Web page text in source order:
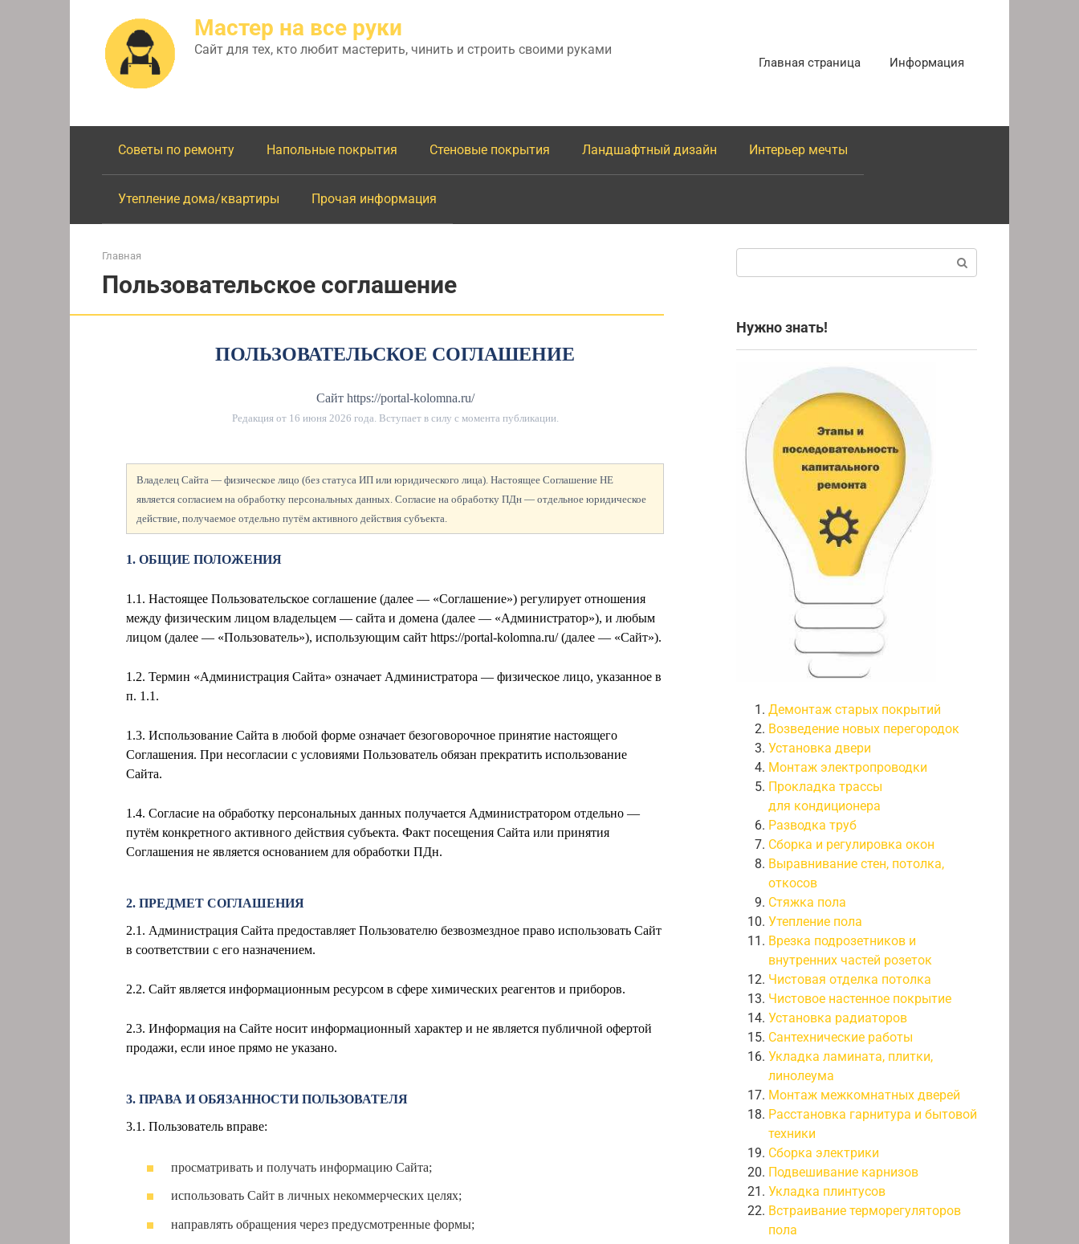
Мастер на все руки
Сайт для тех, кто любит мастерить, чинить и строить своими руками
Главная страница Информация
Советы по ремонту Напольные покрытия Стеновые покрытия Ландшафтный дизайн Интерьер мечты
Утепление дома/квартиры Прочая информация
Главная
Пользовательское соглашение
ПОЛЬЗОВАТЕЛЬСКОЕ СОГЛАШЕНИЕ
Сайт https://portal-kolomna.ru/
Редакция от 16 июня 2026 года . Вступает в силу с момента публикации.
Владелец Сайта — физическое лицо (без статуса ИП или юридического лица). Настоящее Соглашение НЕ
является согласием на обработку персональных данных. Согласие на обработку ПДн — отдельное юридическое
действие, получаемое отдельно путём активного действия субъекта.
1. ОБЩИЕ ПОЛОЖЕНИЯ
1.1. Настоящее Пользовательское соглашение (далее — «Соглашение») регулирует отношения
между физическим лицом владельцем — сайта и домена (далее — «Администратор»), и любым
лицом (далее — «Пользователь»), использующим сайт https://portal-kolomna.ru/ (далее — «Сайт»).
1.2. Термин «Администрация Сайта» означает Администратора — физическое лицо, указанное в
п. 1.1.
1.3. Использование Сайта в любой форме означает безоговорочное принятие настоящего
Соглашения. При несогласии с условиями Пользователь обязан прекратить использование
Сайта.
1.4. Согласие на обработку персональных данных получается Администратором отдельно —
путём конкретного активного действия субъекта. Факт посещения Сайта или принятия
Соглашения не является основанием для обработки ПДн.
2. ПРЕДМЕТ СОГЛАШЕНИЯ
2.1. Администрация Сайта предоставляет Пользователю безвозмездное право использовать Сайт
в соответствии с его назначением.
2.2. Сайт является информационным ресурсом в сфере химических реагентов и приборов.
2.3. Информация на Сайте носит информационный характер и не является публичной офертой
продажи, если иное прямо не указано.
3. ПРАВА И ОБЯЗАННОСТИ ПОЛЬЗОВАТЕЛЯ
3.1. Пользователь вправе:
просматривать и получать информацию Сайта;
использовать Сайт в личных некоммерческих целях;
направлять обращения через предусмотренные формы;
Нужно знать!
Демонтаж старых покрытий
Возведение новых перегородок
Установка двери
Монтаж электропроводки
Прокладка трассы
для кондиционера
Разводка труб
Сборка и регулировка окон
Выравнивание стен, потолка,
откосов
Стяжка пола
Утепление пола
Врезка подрозетников и
внутренних частей розеток
Чистовая отделка потолка
Чистовое настенное покрытие
Установка радиаторов
Сантехнические работы
Укладка ламината, плитки,
линолеума
Монтаж межкомнатных дверей
Расстановка гарнитура и бытовой
техники
Сборка электрики
Подвешивание карнизов
Укладка плинтусов
Встраивание терморегуляторов
пола